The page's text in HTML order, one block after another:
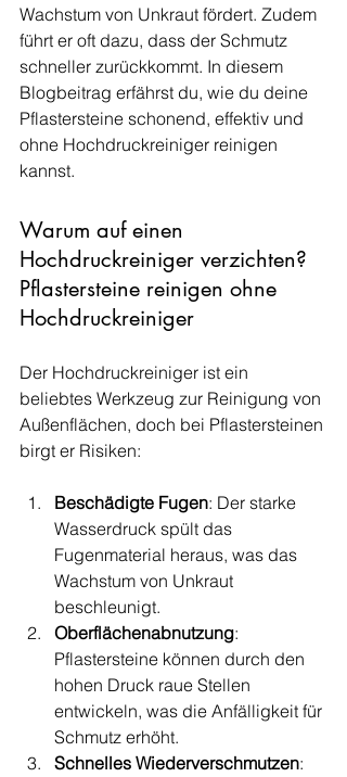
Wachstum von Unkraut fördert. Zudem
führt er oft dazu, dass der Schmutz
schneller zurückkommt. In diesem
Blogbeitrag erfährst du, wie du deine
Pflastersteine schonend, effektiv und
ohne Hochdruckreiniger reinigen
kannst.
Warum auf einen
Hochdruckreiniger verzichten?
Pflastersteine reinigen ohne
Hochdruckreiniger
Der Hochdruckreiniger ist ein
beliebtes Werkzeug zur Reinigung von
Außenflächen, doch bei Pflastersteinen
birgt er Risiken:
Beschädigte Fugen: Der starke
Wasserdruck spült das
Fugenmaterial heraus, was das
Wachstum von Unkraut
beschleunigt.
Oberflächenabnutzung:
Pflastersteine können durch den
hohen Druck raue Stellen
entwickeln, was die Anfälligkeit für
Schmutz erhöht.
Schnelles Wiederverschmutzen: